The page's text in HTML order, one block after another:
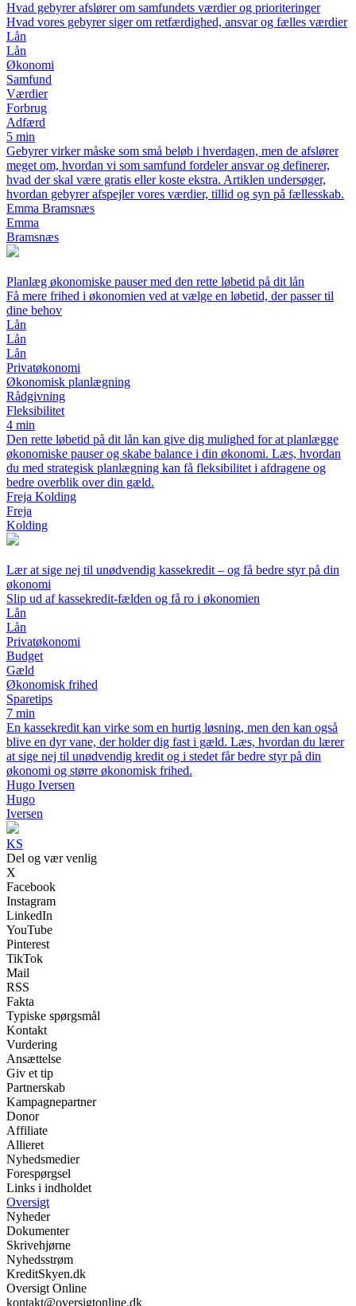
Hvad gebyrer afslører om samfundets værdier og prioriteringer
Hvad vores gebyrer siger om retfærdighed, ansvar og fælles værdier
Lån
Lån
Økonomi
Samfund
Værdier
Forbrug
Adfærd
5 min
Gebyrer virker måske som små beløb i hverdagen, men de afslører
meget om, hvordan vi som samfund fordeler ansvar og definerer,
hvad der skal være gratis eller koste ekstra. Artiklen undersøger,
hvordan gebyrer afspejler vores værdier, tillid og syn på fællesskab.
Emma Bramsnæs
Emma
Bramsnæs
Planlæg økonomiske pauser med den rette løbetid på dit lån
Få mere frihed i økonomien ved at vælge en løbetid, der passer til
dine behov
Lån
Lån
Lån
Privatøkonomi
Økonomisk planlægning
Rådgivning
Fleksibilitet
4 min
Den rette løbetid på dit lån kan give dig mulighed for at planlægge
økonomiske pauser og skabe balance i din økonomi. Læs, hvordan
du med strategisk planlægning kan få fleksibilitet i afdragene og
bedre overblik over din gæld.
Freja Kolding
Freja
Kolding
Lær at sige nej til unødvendig kassekredit – og få bedre styr på din
økonomi
Slip ud af kassekredit-fælden og få ro i økonomien
Lån
Lån
Privatøkonomi
Budget
Gæld
Økonomisk frihed
Sparetips
7 min
En kassekredit kan virke som en hurtig løsning, men den kan også
blive en dyr vane, der holder dig fast i gæld. Læs, hvordan du lærer
at sige nej til unødvendig kredit og i stedet får bedre styr på din
økonomi og større økonomisk frihed.
Hugo Iversen
Hugo
Iversen
KS
Del og vær venlig
X
Facebook
Instagram
LinkedIn
YouTube
Pinterest
TikTok
Mail
RSS
Fakta
Typiske spørgsmål
Kontakt
Vurdering
Ansættelse
Giv et tip
Partnerskab
Kampagnepartner
Donor
Affiliate
Allieret
Nyhedsmedier
Forespørgsel
Links i indholdet
Oversigt
Nyheder
Dokumenter
Skrivehjørne
Nyhedsstrøm
KreditSkyen.dk
Oversigt Online
kontakt@oversigtonline.dk